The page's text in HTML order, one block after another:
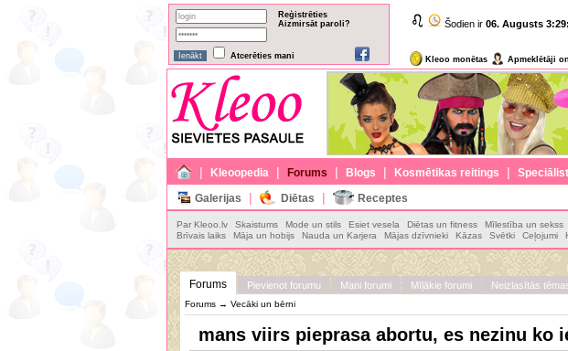
Reģistrēties
Aizmirsāt paroli?
Atcerēties mani
Šodien ir 06. Augusts
Kleoo monētas Apmeklētāji
| Kleoopedia | Forums | Blogs | Kosmētikas reitings |
Galerijas
| Diētas | Receptes
Par Kleoo.lv Skaistums Mode un stils Esiet vesela Diētas un fitness Mīlestība un sekss
Brīvais laiks
Māja un hobijs Nauda un Karjera Mājas dzīvnieki Kāzas Svētki Ceļojumi
Forums Pievienot forumu Mani forumi Mīļākie forumi Neizlasītās
Forums → Vecāki un bērni
mans viirs pieprasa abortu, es nezinu ko